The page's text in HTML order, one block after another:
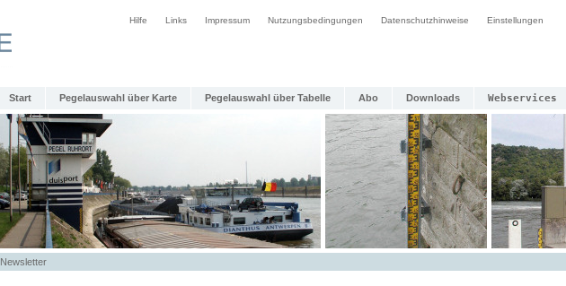
Hilfe Links Impressum Nutzungsbedingungen Datenschutzhinweise Einstellungen
Start Pegelauswahl über Karte Pegelauswahl über Tabelle Abo Downloads Webservices
Newsletter